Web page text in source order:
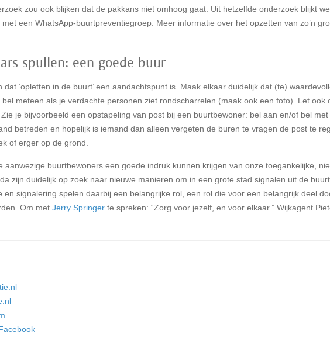
zou ook blijken dat de pakkans niet omhoog gaat. Uit hetzelfde onderzoek blijkt
een WhatsApp-buurtpreventiegroep. Meer informatie over het opzetten van zo’n
spullen: een goede buur
‘opletten in de buurt’ een aandachtspunt is. Maak elkaar duidelijk dat (te)
meteen als je verdachte personen ziet rondscharrelen (maak ook een foto). Let ook
je bijvoorbeeld een opstapeling van post bij een buurtbewoner: bel aan en/of bel met
betreden en hopelijk is iemand dan alleen vergeten de buren te vragen de post te
of erger op de grond.
aanwezige buurtbewoners een goede indruk kunnen krijgen van onze toegankelijke,
zijn duidelijk op zoek naar nieuwe manieren om in een grote stad signalen uit de
en signalering spelen daarbij een belangrijke rol, een rol die voor een belangrijk deel
Om met Jerry Springer te spreken: “Zorg voor jezelf, en voor elkaar.” Wijkagent